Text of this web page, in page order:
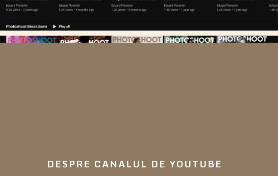
DESPRE CANALUL DE YOUTUBE